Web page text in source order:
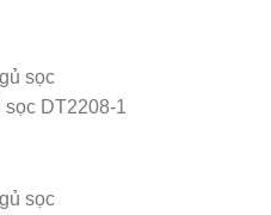
DT2208-1